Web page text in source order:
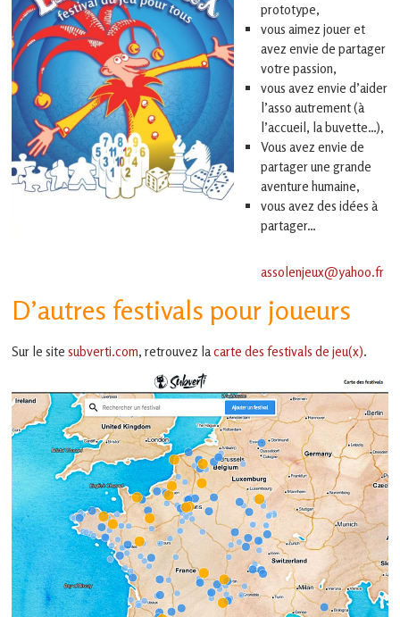
prototype,
vous aimez jouer et
avez envie de partager
votre passion,
vous avez envie d’aider
l’asso autrement (à
l’accueil, la buvette…),
Vous avez envie de
partager une grande
aventure humaine,
vous avez des idées à
partager…
assolenjeux@yahoo.fr
D’autres festivals pour joueurs
Sur le sitesubverti.com, retrouvez lacarte des festivals de jeu(x).